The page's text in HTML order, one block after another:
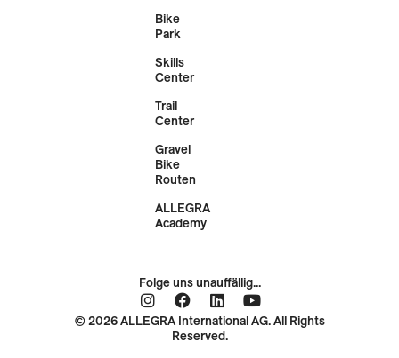
Bike
Park
Skills
Center
Trail
Center
Gravel
Bike
Routen
ALLEGRA
Academy
Folge uns unauffällig...
© 2026 ALLEGRA International AG. All Rights
Reserved.